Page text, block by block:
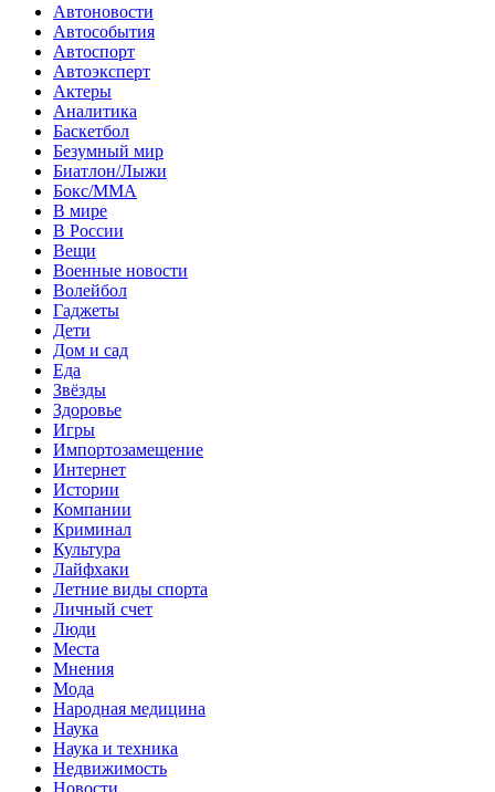
Автоновости
Автособытия
Автоспорт
Автоэксперт
Актеры
Аналитика
Баскетбол
Безумный мир
Биатлон/Лыжи
Бокс/MMA
В мире
В России
Вещи
Военные новости
Волейбол
Гаджеты
Дети
Дом и сад
Еда
Звёзды
Здоровье
Игры
Импортозамещение
Интернет
Истории
Компании
Криминал
Культура
Лайфхаки
Летние виды спорта
Личный счет
Люди
Места
Мнения
Мода
Народная медицина
Наука
Наука и техника
Недвижимость
Новости